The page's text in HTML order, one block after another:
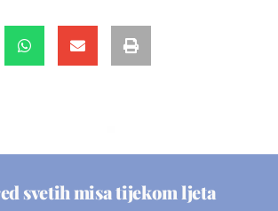
svetih misa tijekom ljeta